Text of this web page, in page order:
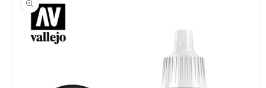
información
del producto